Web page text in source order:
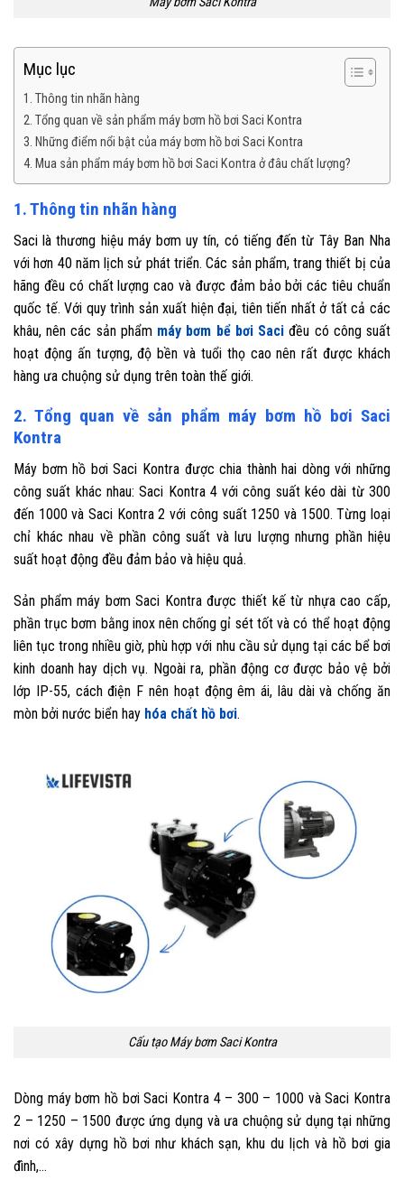
Mục lục
1. Thông tin nhãn hàng
2. Tổng quan về sản phẩm máy bơm hồ bơi Saci Kontra
3. Những điểm nổi bật của máy bơm hồ bơi Saci Kontra
4. Mua sản phẩm máy bơm hồ bơi Saci Kontra ở đâu chất lượng?
1. Thông tin nhãn hàng
Saci là thương hiệu máy bơm uy tín, có tiếng đến từ Tây Ban Nha
với hơn 40 năm lịch sử phát triển. Các sản phẩm, trang thiết bị của
hãng đều có chất lượng cao và được đảm bảo bởi các tiêu chuẩn
quốc tế. Với quy trình sản xuất hiện đại, tiên tiến nhất ở tất cả các
khâu, nên các sản phẩm máy bơm bể bơi Saci đều có công suất
hoạt động ấn tượng, độ bền và tuổi thọ cao nên rất được khách
hàng ưa chuộng sử dụng trên toàn thế giới.
2. Tổng quan về sản phẩm máy bơm hồ bơi Saci
Kontra
Máy bơm hồ bơi Saci Kontra được chia thành hai dòng với những
công suất khác nhau: Saci Kontra 4 với công suất kéo dài từ 300
đến 1000 và Saci Kontra 2 với công suất 1250 và 1500. Từng loại
chỉ khác nhau về phần công suất và lưu lượng nhưng phần hiệu
suất hoạt động đều đảm bảo và hiệu quả.
Sản phẩm máy bơm Saci Kontra được thiết kế từ nhựa cao cấp,
phần trục bơm bằng inox nên chống gỉ sét tốt và có thể hoạt động
liên tục trong nhiều giờ, phù hợp với nhu cầu sử dụng tại các bể bơi
kinh doanh hay dịch vụ. Ngoài ra, phần động cơ được bảo vệ bởi
lớp IP-55, cách điện F nên hoạt động êm ái, lâu dài và chống ăn
mòn bởi nước biển hay hóa chất hồ bơi.
Cấu tạo Máy bơm Saci Kontra
Dòng máy bơm hồ bơi Saci Kontra 4 – 300 – 1000 và Saci Kontra
2 – 1250 – 1500 được ứng dụng và ưa chuộng sử dụng tại những
nơi có xây dựng hồ bơi như khách sạn, khu du lịch và hồ bơi gia
đình,…